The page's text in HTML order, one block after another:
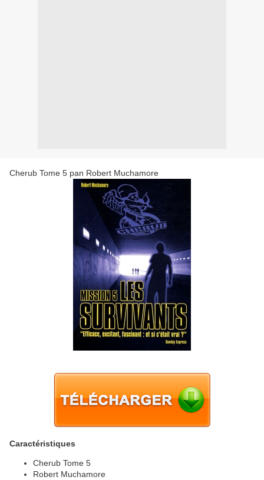
Cherub Tome 5 pan Robert Muchamore
Caractéristiques
Cherub Tome 5
Robert Muchamore